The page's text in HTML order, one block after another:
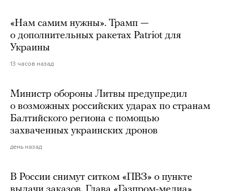
«Нам самим нужны». Трамп —
о дополнительных ракетах Patriot для
Украины
13 часов назад
Министр обороны Литвы предупредил
о возможных российских ударах по странам
Балтийского региона с помощью
захваченных украинских дронов
день назад
В России снимут ситком «ПВЗ» о пункте